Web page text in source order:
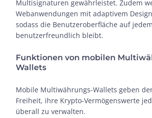
Multisignaturen gewährleistet. Zudem
Webanwendungen mit adaptivem
sodass die Benutzeroberfläche auf
benutzerfreundlich bleibt.
Funktionen von mobilen
Wallets
Mobile Multiwährungs-Wallets geben
Freiheit, ihre Krypto-Vermögenswerte
überall zu verwalten.